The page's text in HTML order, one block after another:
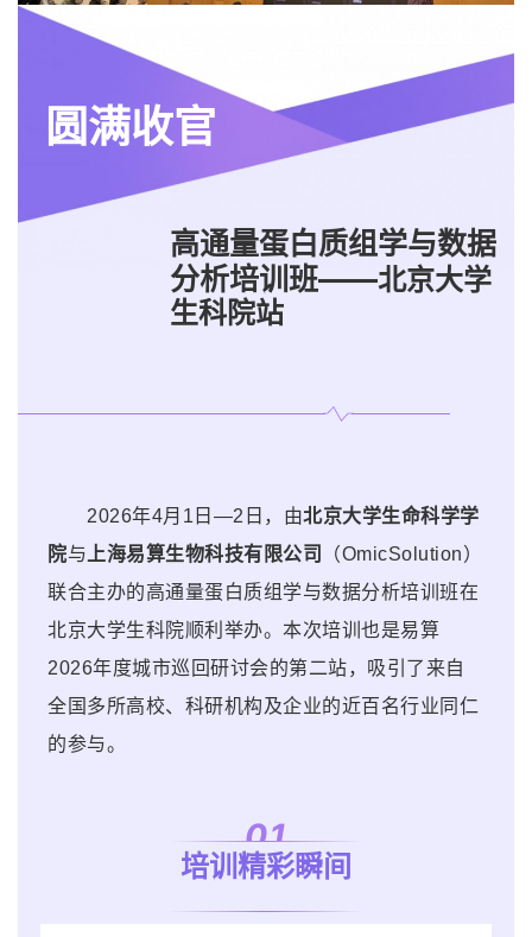
高通量蛋白质组学与数据
分析培训班——北京大学
生科院站
圆满收官
2026年4月1日—2日，由北京大学生命科学学
院与 上海易算生物科技有限公司
（OmicSolution）
联合主办的高通量蛋白质组学与数据分析培训班在
北京大学生科院顺利举办。本次培训也是易算
2026年度城市巡回研讨会的第二站，吸引了来自
全国多所高校、科研机构及企业的近百名行业同仁
的参与。
01
培训精彩瞬间